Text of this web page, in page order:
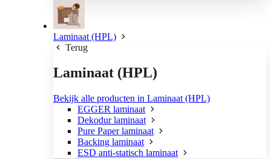
Laminaat (HPL)
Terug
Laminaat (HPL)
Bekijk alle producten in Laminaat (HPL)
EGGER laminaat
Dekodur laminaat
Pure Paper laminaat
Backing laminaat
ESD anti-statisch laminaat